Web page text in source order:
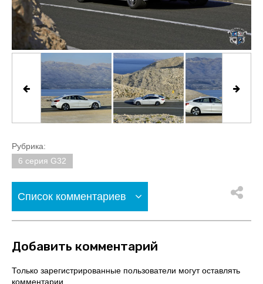
Рубрика:
6 серия G32
Список комментариев
Добавить комментарий
Только зарегистрированные пользователи могут оставлять
комментарии.